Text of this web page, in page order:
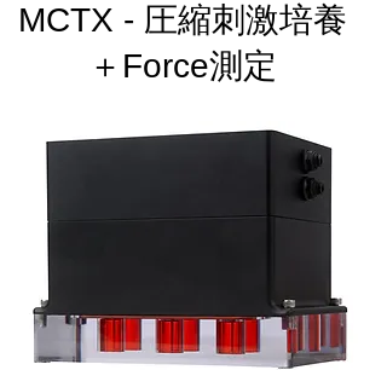
MCTX - 圧縮刺激培養
＋Force測定